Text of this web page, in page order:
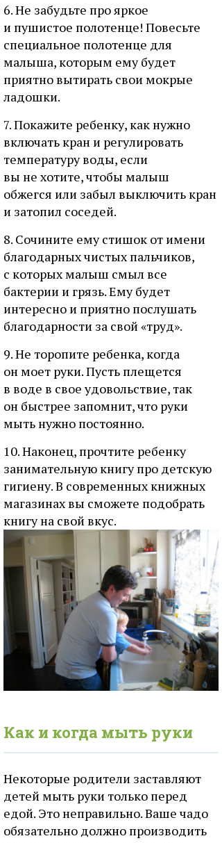
6. Не забудьте про яркое
и пушистое полотенце! Повесьте
специальное полотенце для
малыша, которым ему будет
приятно вытирать свои мокрые
ладошки.
7. Покажите ребенку, как нужно
включать кран и регулировать
температуру воды, если
вы не хотите, чтобы малыш
обжегся или забыл выключить кран
и затопил соседей.
8. Сочините ему стишок от имени
благодарных чистых пальчиков,
с которых малыш смыл все
бактерии и грязь. Ему будет
интересно и приятно послушать
благодарности за свой «труд».
9. Не торопите ребенка, когда
он моет руки. Пусть плещется
в воде в свое удовольствие, так
он быстрее запомнит, что руки
мыть нужно постоянно.
10. Наконец, прочтите ребенку
занимательную книгу про детскую
гигиену. В современных книжных
магазинах вы сможете подобрать
книгу на свой вкус.
Как и когда мыть руки
Некоторые родители заставляют
детей мыть руки только перед
едой. Это неправильно. Ваше чадо
обязательно должно производить